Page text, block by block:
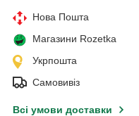
Нова Пошта
Магазини Rozetka
Укрпошта
Самовивіз
Всі умови доставки